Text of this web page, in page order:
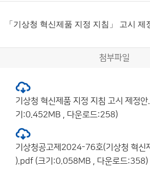
「기상청 혁신제품 지정 지침」 고시 제
첨부파일
기상청 혁신제품 지정 지침 고시 제정
기:0.452MB , 다운로드:258)
기상청공고제2024-76호(기상청 혁신
).pdf (크기:0.058MB , 다운로드:358)